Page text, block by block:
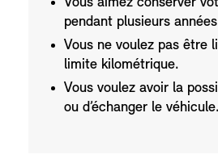
pendant plusieurs
Vous ne voulez pas être
limite kilométrique.
Vous voulez avoir la
ou d’échanger le véhicule.